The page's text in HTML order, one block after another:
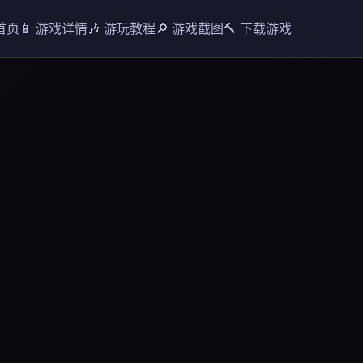
页 📱 游戏详情🎶 游玩教程🔎 游戏截图🔨 下载游戏